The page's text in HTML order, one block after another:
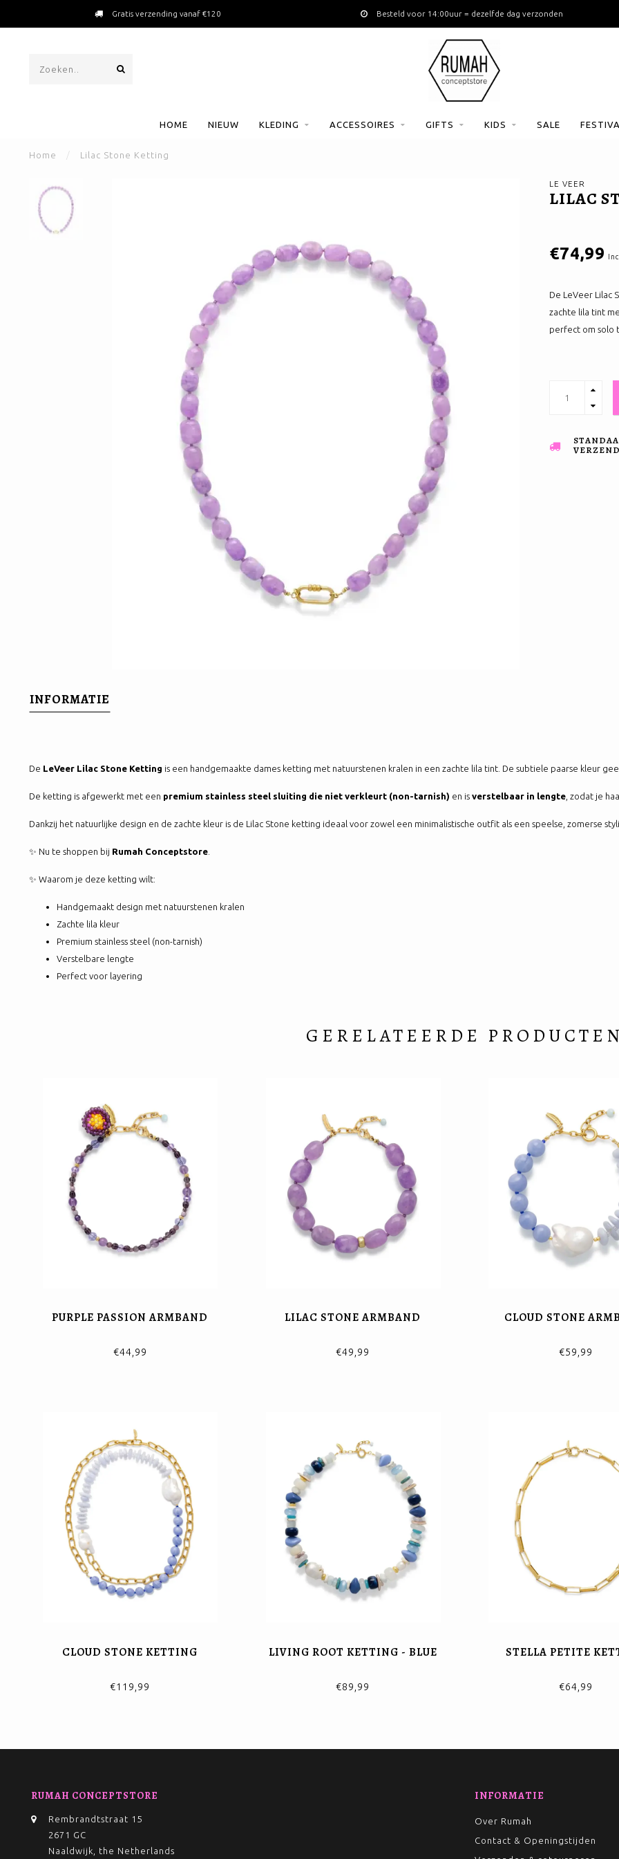
Gratis verzending vanaf €120 Besteld voor 14:00uur = dezelfde dag verzonden
HOME NIEUW KLEDING ACCESSOIRES GIFTS KIDS SALE
Home / Lilac Stone Ketting
LE VEER
LILAC
€74,99
De LeVeer Lilac
zachte lila tint
perfect om solo
INFORMATIE
De LeVeer Lilac Stone Ketting is een handgemaakte dames ketting met natuurstenen kralen in een zachte lila tint. De subtiele paarse kleur
De ketting is afgewerkt met een premium stainless steel sluiting die niet verkleurt (non-tarnish) en is verstelbaar in lengte , zodat je
Dankzij het natuurlijke design en de zachte kleur is de Lilac Stone ketting ideaal voor zowel een minimalistische outfit als een speelse, zomerse
✨ Nu te shoppen bij Rumah Conceptstore
✨ Waarom je deze ketting wilt:
Handgemaakt design met natuurstenen kralen
Zachte lila kleur
Premium stainless steel (non-tarnish)
Verstelbare lengte
Perfect voor layering
GERELATEERDE
PURPLE PASSION ARMBAND
€44,99
LILAC STONE ARMBAND
€49,99
CLOUD STONE
€59,99
CLOUD STONE KETTING
€119,99
LIVING ROOT KETTING - BLUE
€89,99
STELLA PETITE
€64,99
RUMAH CONCEPTSTORE
Rembrandtstraat 15
2671 GC
Naaldwijk, the Netherlands
INFORMATIE
Over Rumah
Contact & Openingstijden